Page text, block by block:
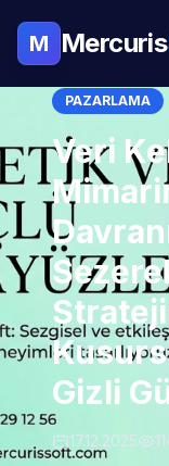
M Mercuris
PAZARLAMA
Veri
Gizli
17.12.2025